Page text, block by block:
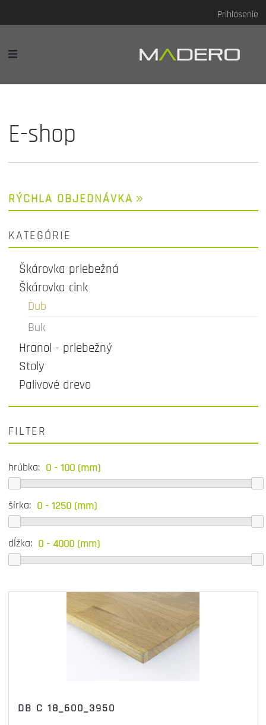
Prihlásenie
E-shop
RÝCHLA OBJEDNÁVKA
KATEGÓRIE
Škárovka priebežná
Škárovka cink
Dub
Buk
Hranol - priebežný
Stoly
Palivové drevo
FILTER
hrúbka:
šírka:
dĺžka:
DB C 18_600_3950